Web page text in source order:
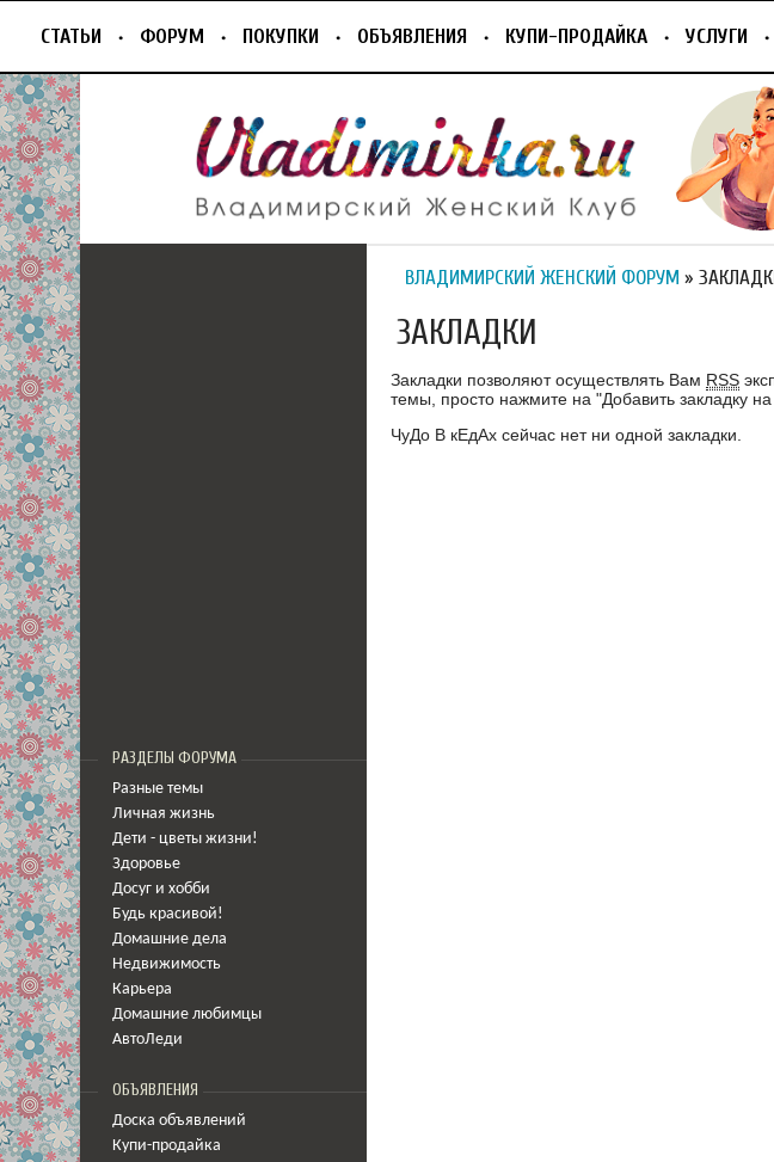
СТАТЬИ ФОРУМ ПОКУПКИ ОБЪЯВЛЕНИЯ КУПИ-ПРОДАЙКА УСЛУГИ
РАЗДЕЛЫ ФОРУМА
Разные темы
Личная жизнь
Дети - цветы жизни!
Здоровье
Досуг и хобби
Будь красивой!
Домашние дела
Недвижимость
Карьера
Домашние любимцы
АвтоЛеди
ОБЪЯВЛЕНИЯ
Доска объявлений
Купи-продайка
ВЛАДИМИРСКИЙ ЖЕНСКИЙ ФОРУМ »
ЗАКЛАДКИ
Закладки позволяют осуществлять Вам RSS
темы, просто нажмите на "Добавить закладку
ЧуДо В кЕдАх сейчас нет ни одной закладки.